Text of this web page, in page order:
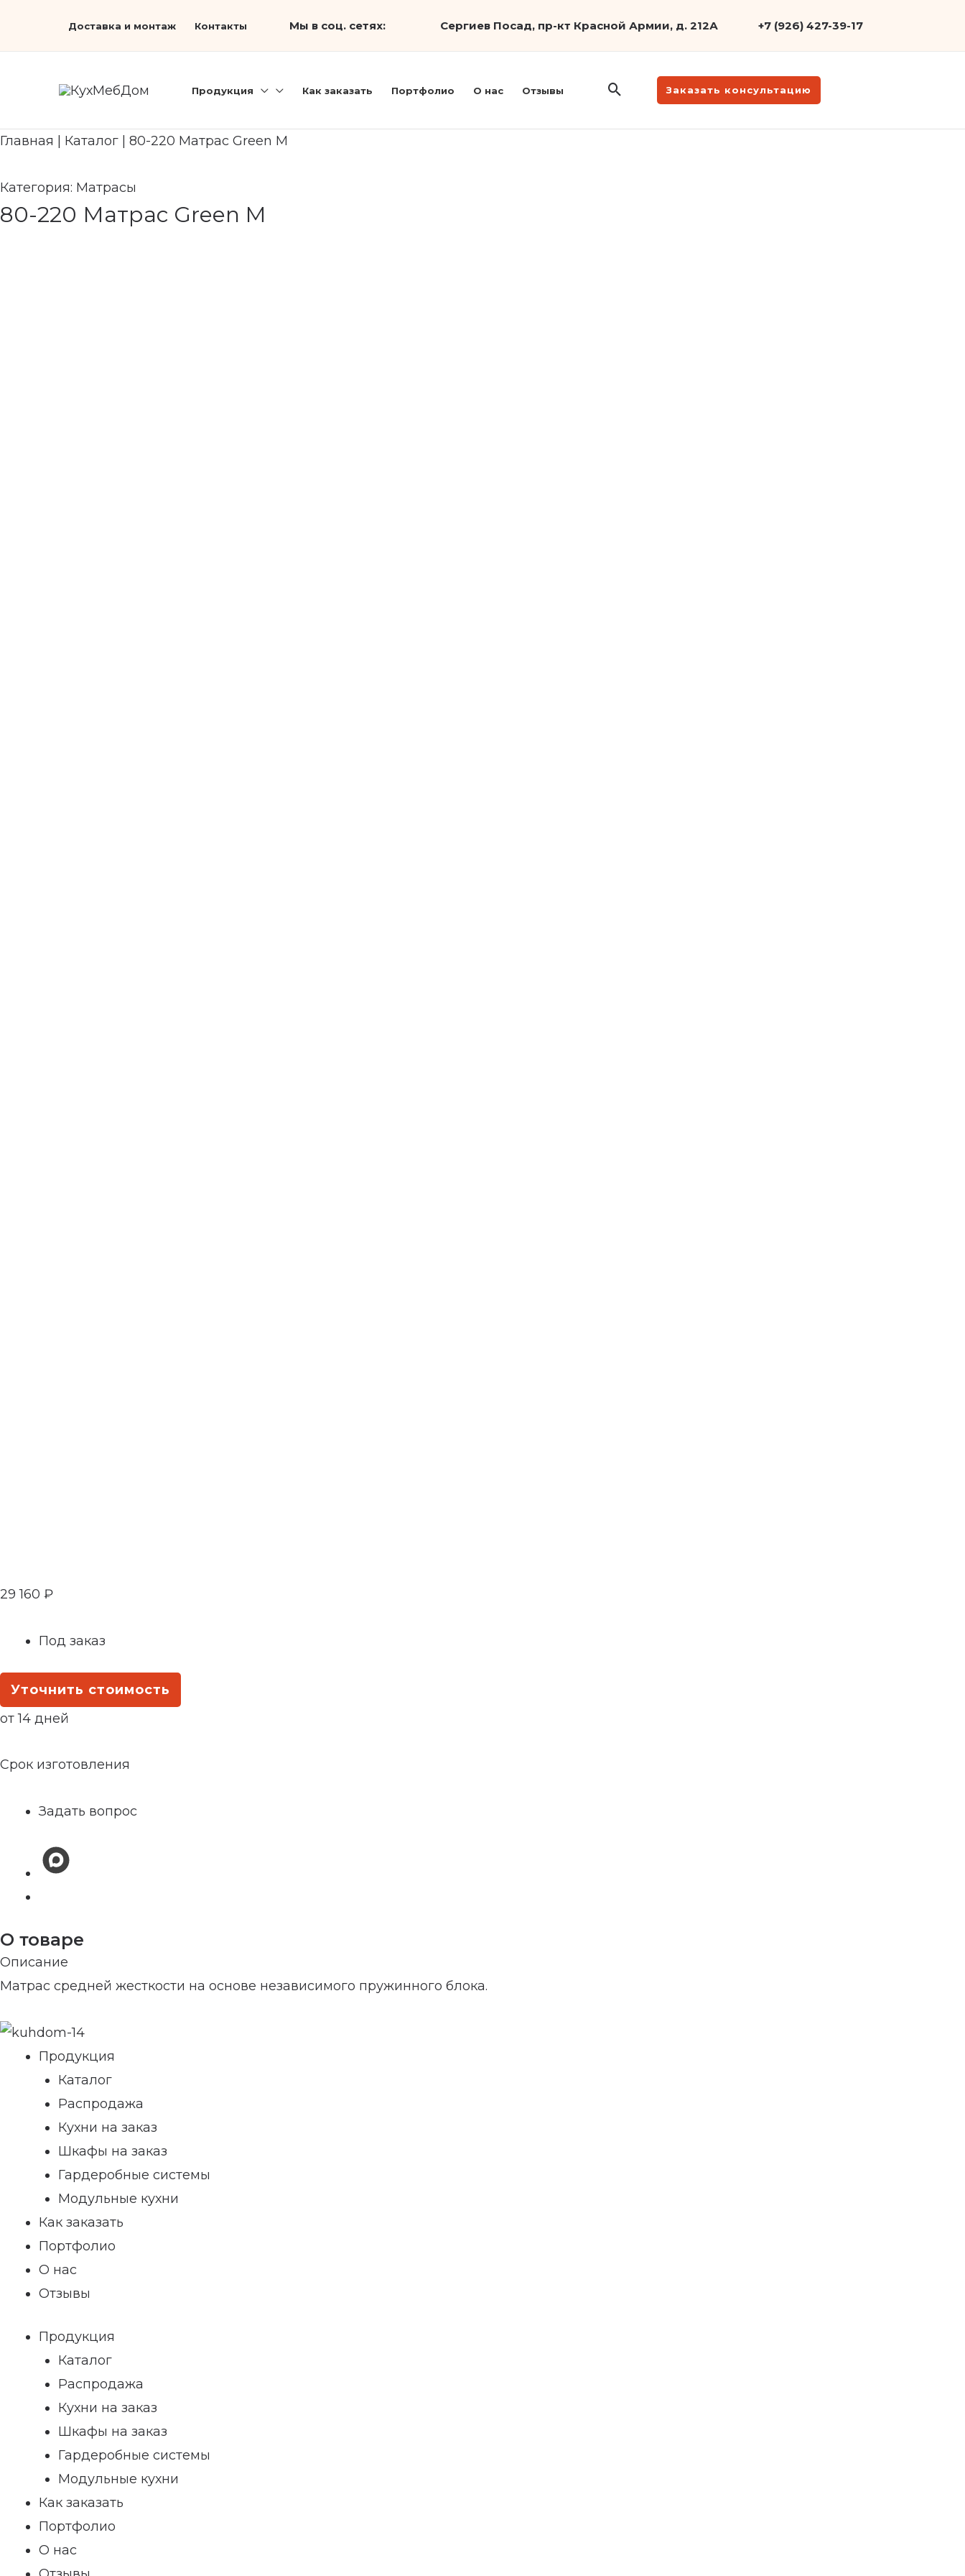
Доставка и монтаж Контакты Мы в соц. сетях: Сергиев Посад, пр-кт Красной Армии, д. 212А +7 (926) 427-39-17
Продукция Как заказать Портфолио О нас Отзывы Заказать консультацию
Главная Каталог 80-220 Матрас Green M
Категория: Матрасы
80-220 Матрас Green M
29 160 ₽
Под заказ
Уточнить стоимость
от 14 дней
Срок изготовления
Задать вопрос
О товаре
Описание
Матрас средней жесткости на основе независимого пружинного блока.
Продукция
Каталог
Распродажа
Кухни на заказ
Шкафы на заказ
Гардеробные системы
Модульные кухни
Как заказать
Портфолио
О нас
Отзывы
Продукция
Каталог
Распродажа
Кухни на заказ
Шкафы на заказ
Гардеробные системы
Модульные кухни
Как заказать
Портфолио
О нас